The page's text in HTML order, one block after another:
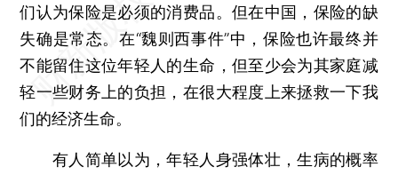
们认为保险是必须的消费品。但在中国，保险的缺
失确是常态。在“魏则西事件”中，保险也许最终并
不能留住这位年轻人的生命，但至少会为其家庭减
轻一些财务上的负担，在很大程度上来拯救一下我
们的经济生命。
有人简单以为，年轻人身强体壮，生病的概率